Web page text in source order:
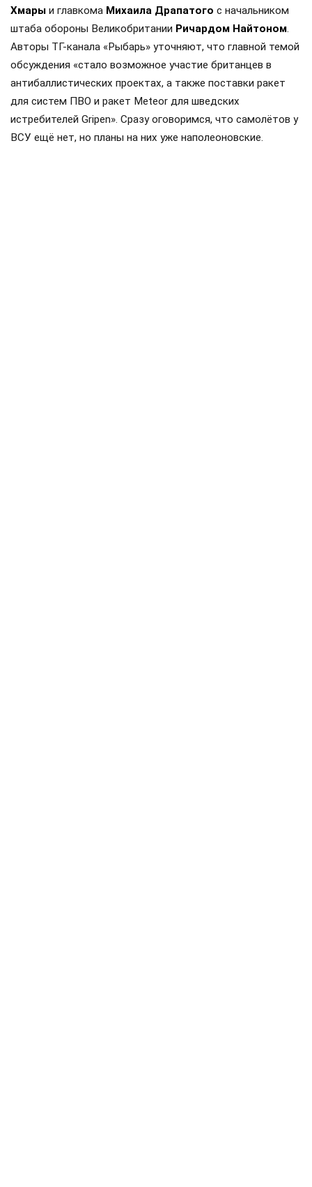
Хмары и главкома Михаила Драпатого с начальником
штаба обороны Великобритании Ричардом Найтоном.
Авторы ТГ-канала «Рыбарь» уточняют, что главной темой
обсуждения «стало возможное участие британцев в
антибаллистических проектах, а также поставки ракет
для систем ПВО и ракет Meteor для шведских
истребителей Gripen». Сразу оговоримся, что самолётов у
ВСУ ещё нет, но планы на них уже наполеоновские.